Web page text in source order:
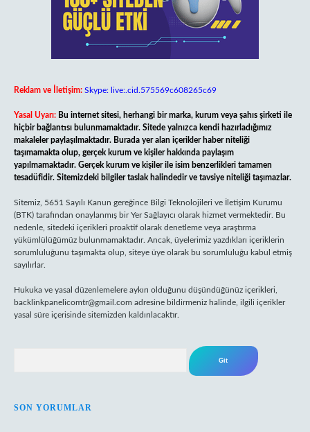
Reklam ve İletişim: Skype: live:.cid.575569c608265c69
Yasal Uyarı: Bu internet sitesi, herhangi bir marka, kurum veya şahıs şirketi ile
hiçbir bağlantısı bulunmamaktadır. Sitede yalnızca kendi hazırladığımız
makaleler paylaşılmaktadır. Burada yer alan içerikler haber niteliği
taşımamakta olup, gerçek kurum ve kişiler hakkında paylaşım
yapılmamaktadır. Gerçek kurum ve kişiler ile isim benzerlikleri tamamen
tesadüfidir. Sitemizdeki bilgiler taslak halindedir ve tavsiye niteliği taşımazlar.
Sitemiz, 5651 Sayılı Kanun gereğince Bilgi Teknolojileri ve İletişim Kurumu
(BTK) tarafından onaylanmış bir Yer Sağlayıcı olarak hizmet vermektedir. Bu
nedenle, sitedeki içerikleri proaktif olarak denetleme veya araştırma
yükümlülüğümüz bulunmamaktadır. Ancak, üyelerimiz yazdıkları içeriklerin
sorumluluğunu taşımakta olup, siteye üye olarak bu sorumluluğu kabul etmiş
sayılırlar.
Hukuka ve yasal düzenlemelere aykırı olduğunu düşündüğünüz içerikleri,
backlinkpanelicomtr@gmail.com adresine bildirmeniz halinde, ilgili içerikler
yasal süre içerisinde sitemizden kaldırılacaktır.
SON YORUMLAR